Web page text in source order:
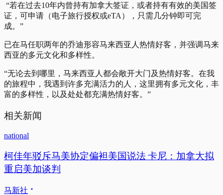
“若在过去10年内曾持有加拿大签证，或者持有有效的美国签
证，可申请（电子旅行授权或eTA），只需几分钟即可完
成。”
已在马任职两年的乔迪形容马来西亚人热情好客，并强调马来
西亚的多元文化和多样性。
“无论去到哪里，马来西亚人都会敞开大门及热情好客。在我
的旅程中，我遇到许多充满活力的人，这里拥有多元文化，丰
富的多样性，以及处处都充满热情好客。”
相关新闻
national
柯佳年驳斥马美协定偏袒美国说法 卡尼：加拿大拟
重启美加谈判
马新社